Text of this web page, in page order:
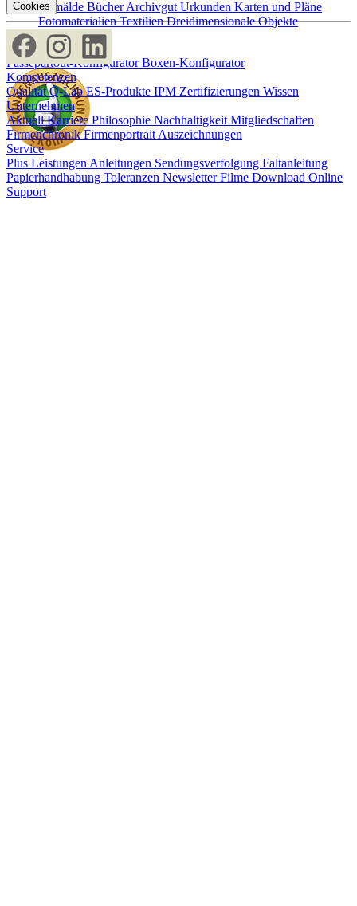
Gemälde BücherArchivgut Urkunden Karten und Pläne
FotomaterialienTextilienDreidimensionale Objekte
Konfiguratoren
Passepartout-KonfiguratorBoxen-Konfigurator
Kompetenzen
QualitätQ-LabES-Produkte IPM Zertifizierungen Wissen
Unternehmen
AktuellKarrierePhilosophie Nachhaltigkeit Mitgliedschaften
FirmenchronikFirmenportrait Auszeichnungen
Service
Plus Leistungen Anleitungen Sendungsverfolgung Faltanleitung
Papierhandhabung Toleranzen NewsletterFilme Download Online
Support
Cookies